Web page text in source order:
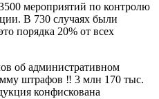
мероприятий по контролю
В 730 случаях были
порядка 20% от всех
об административном
штрафов ‼️ 3 млн 170 тыс.
конфискована